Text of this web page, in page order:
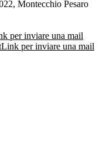
Montecchio Pesaro
per inviare una mail
Link per inviare una mail